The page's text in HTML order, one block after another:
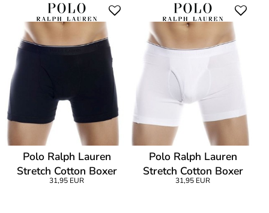
Polo Ralph Lauren
Stretch Cotton Boxer
Brief
31,95 EUR
Polo Ralph Lauren
Stretch Cotton Boxer
Brief
31,95 EUR